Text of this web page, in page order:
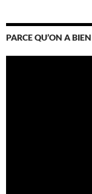
PARCE QU’ON A